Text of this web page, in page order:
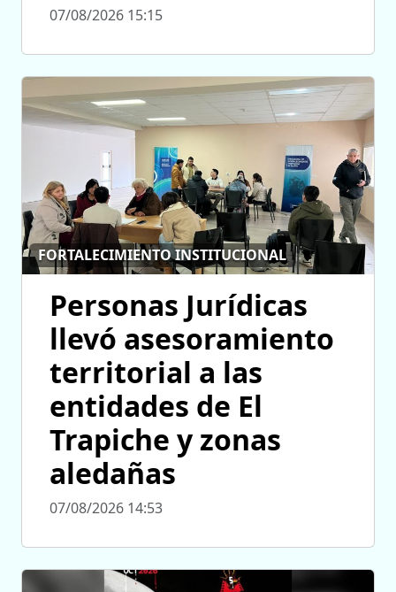
07/08/2026 15:15
FORTALECIMIENTO INSTITUCIONAL
Personas Jurídicas
llevó asesoramiento
territorial a las
entidades de El
Trapiche y zonas
aledañas
07/08/2026 14:53